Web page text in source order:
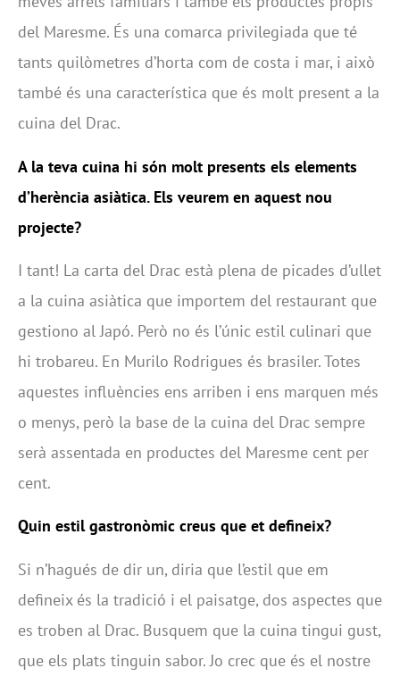
del Maresme. És una comarca privilegiada que té
tants quilòmetres d’horta com de costa i mar, i això
també és una característica que és molt present a la
cuina del Drac.
A la teva cuina hi són molt presents els elements
d’herència asiàtica. Els veurem en aquest nou
projecte?
I tant! La carta del Drac està plena de picades d’ullet
a la cuina asiàtica que importem del restaurant que
gestiono al Japó. Però no és l’únic estil culinari que
hi trobareu. En Murilo Rodrigues és brasiler. Totes
aquestes influències ens arriben i ens marquen més
o menys, però la base de la cuina del Drac sempre
serà assentada en productes del Maresme cent per
cent.
Quin estil gastronòmic creus que et defineix?
Si n’hagués de dir un, diria que l’estil que em
defineix és la tradició i el paisatge, dos aspectes que
es troben al Drac. Busquem que la cuina tingui gust,
que els plats tinguin sabor. Jo crec que és el nostre